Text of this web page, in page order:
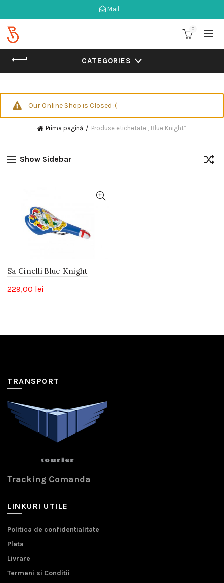
Mail
0
CATEGORIES
Our Online Shop is Closed :(
Prima pagină Produse etichetate „Blue Knight”
Show Sidebar
Sa Cinelli Blue Knight
229,00 lei
TRANSPORT
Tracking Comanda
LINKURI UTILE
Politica de confidentialitate
Plata
Livrare
Termeni si Conditii